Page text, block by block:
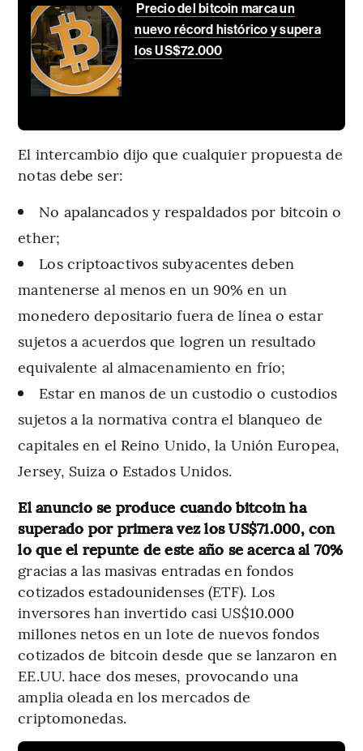
Precio del bitcoin marca un
nuevo récord histórico y supera
los US$72.000
El intercambio dijo que cualquier propuesta de
notas debe ser:
No apalancados y respaldados por bitcoin o
ether;
Los criptoactivos subyacentes deben
mantenerse al menos en un 90% en un
monedero depositario fuera de línea o estar
sujetos a acuerdos que logren un resultado
equivalente al almacenamiento en frío;
Estar en manos de un custodio o custodios
sujetos a la normativa contra el blanqueo de
capitales en el Reino Unido, la Unión Europea,
Jersey, Suiza o Estados Unidos.
El anuncio se produce cuando bitcoin ha
superado por primera vez los US$71.000, con
lo que el repunte de este año se acerca al 70%
gracias a las masivas entradas en fondos
cotizados estadounidenses (ETF). Los
inversores han invertido casi US$10.000
millones netos en un lote de nuevos fondos
cotizados de bitcoin desde que se lanzaron en
EE.UU. hace dos meses, provocando una
amplia oleada en los mercados de
criptomonedas.